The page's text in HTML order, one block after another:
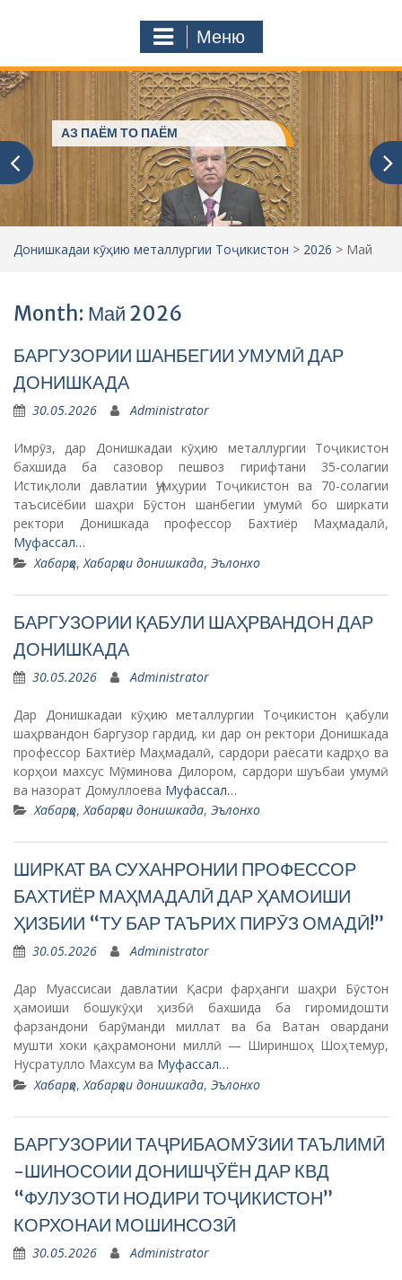
Меню
Пешвое, ки ғами ҷаҳониёнро
мехӯранд
Донишкадаи кӯҳию металлургии Тоҷикистон > 2026 > Май
Month: Май 2026
БАРГУЗОРИИ ШАНБЕГИИ УМУМӢ ДАР
ДОНИШКАДА
30.05.2026 Administrator
Имрӯз, дар Донишкадаи кӯҳию металлургии Тоҷикистон
бахшида ба сазовор пешвоз гирифтани 35-солагии
Истиқлоли давлатии Ҷумҳурии Тоҷикистон ва 70-солагии
таъсисёбии шаҳри Бӯстон шанбегии умумӣ бо ширкати
ректори Донишкада профессор Бахтиёр Маҳмадалӣ,
Муфассал…
Хабарҳо, Хабарҳои донишкада, Эълонхо
БАРГУЗОРИИ ҚАБУЛИ ШАҲРВАНДОН ДАР
ДОНИШКАДА
30.05.2026 Administrator
Дар Донишкадаи кӯҳию металлургии Тоҷикистон қабули
шаҳрвандон баргузор гардид, ки дар он ректори Донишкада
профессор Бахтиёр Маҳмадалӣ, сардори раёсати кадрҳо ва
корҳои махсус Мӯминова Дилором, сардори шуъбаи умумӣ
ва назорат Домуллоева Муфассал…
Хабарҳо,Хабарҳои донишкада, Эълонхо
ШИРКАТ ВА СУХАНРОНИИ ПРОФЕССОР
БАХТИЁР МАҲМАДАЛӢ ДАР ҲАМОИШИ
ҲИЗБИИ “ТУ БАР ТАЪРИХ ПИРӮЗ ОМАДӢ!”
30.05.2026 Administrator
Дар Муассисаи давлатии Қасри фарҳанги шаҳри Бӯстон
ҳамоиши бошукӯҳи ҳизбӣ бахшида ба гиромидошти
фарзандони барӯманди миллат ва ба Ватан овардани
мушти хоки қаҳрамонони миллӣ — Шириншоҳ Шоҳтемур,
Нусратулло Махсум ва Муфассал…
Хабарҳо, Хабарҳои донишкада, Эълонхо
БАРГУЗОРИИ ТАҶРИБАОМӮЗИИ ТАЪЛИМӢ
-ШИНОСОИИ ДОНИШҶӮЁН ДАР КВД
“ФУЛУЗОТИ НОДИРИ ТОҶИКИСТОН”
КОРХОНАИ МОШИНСОЗӢ
30.05.2026 Administrator